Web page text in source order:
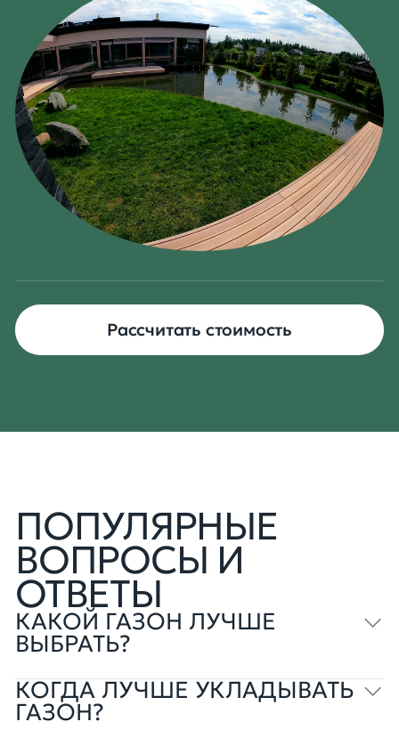
Рассчитать стоимость
ПОПУЛЯРНЫЕ
ВОПРОСЫ И
ОТВЕТЫ
КАКОЙ ГАЗОН ЛУЧШЕ
ВЫБРАТЬ?
Всё зависит от ваших целей. Для активного
отдыха и игр подойдет универсальный
КОГДА ЛУЧШЕ УКЛАДЫВАТЬ
ГАЗОН?